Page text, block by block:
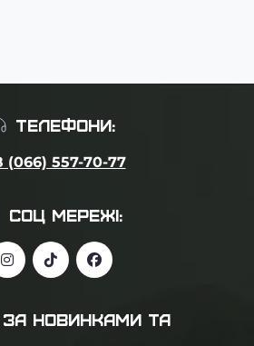
ТЕЛЕФОНИ:
(066) 557-70-77
СОЦ МЕРЕЖІ:
ЗА НОВИНКАМИ ТА